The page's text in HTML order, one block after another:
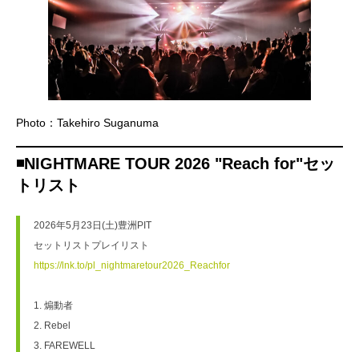
Photo：Takehiro Suganuma
◾️NIGHTMARE TOUR 2026 "Reach for"セッ
トリスト
2026年5月23日(土)豊洲PIT
セットリストプレイリスト
https://lnk.to/pl_nightmaretour2026_Reachfor
1. 煽動者
2. Rebel
3. FAREWELL